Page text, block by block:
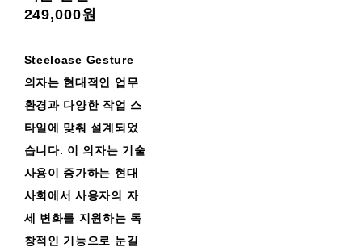
249,000원
Steelcase Gesture
의자는 현대적인 업무
환경과 다양한 작업 스
타일에 맞춰 설계되었
습니다. 이 의자는 기술
사용이 증가하는 현대
사회에서 사용자의 자
세 변화를 지원하는 독
창적인 기능으로 눈길